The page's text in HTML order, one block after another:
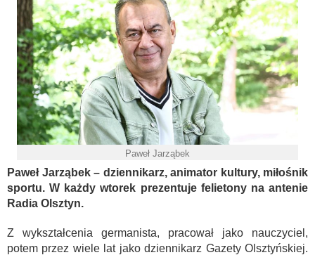
Paweł Jarząbek
Paweł Jarząbek – dziennikarz, animator kultury, miłośnik
sportu. W każdy wtorek prezentuje felietony na antenie
Radia Olsztyn.
Z wykształcenia germanista, pracował jako nauczyciel,
potem przez wiele lat jako dziennikarz Gazety Olsztyńskiej.